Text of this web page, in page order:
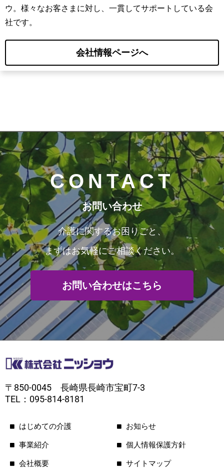
ウ。様々なお客さまに対し、一貫してサポートしている会
社です。
会社情報ページへ
CONTACT
お問い合わせ
介護に関するお困りごと、
まずはお気軽にご相談ください。
お問い合わせはこちら
〒850-0045 長崎県長崎市宝町7-3
TEL：095-814-8181
はじめての介護
事業紹介
会社概要
お知らせ
個人情報保護方針
サイトマップ